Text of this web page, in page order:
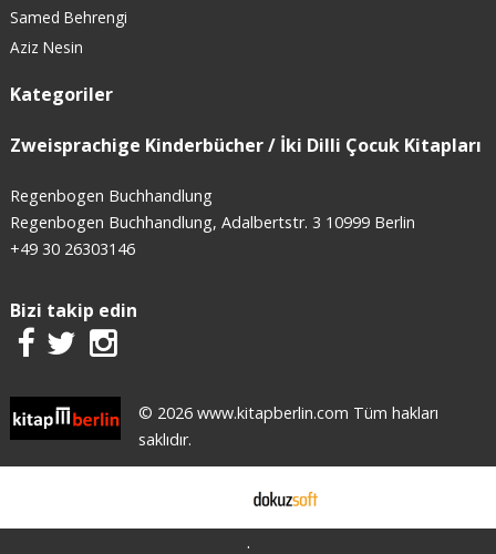
Samed Behrengi
Aziz Nesin
Kategoriler
Zweisprachige Kinderbücher / İki Dilli Çocuk Kitapları
Regenbogen Buchhandlung
Regenbogen Buchhandlung, Adalbertstr. 3 10999 Berlin
+49 30 26303146
Bizi takip edin
© 2026 www.kitapberlin.com Tüm hakları
saklıdır.
.